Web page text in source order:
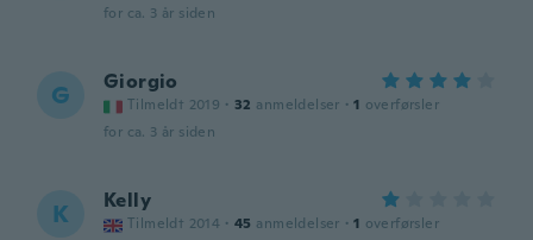
for ca. 3 år siden
G Giorgio
Tilmeldt 2019 · 32 anmeldelser · 1 overførsler
for ca. 3 år siden
K Kelly
Tilmeldt 2014 · 45 anmeldelser · 1 overførsler